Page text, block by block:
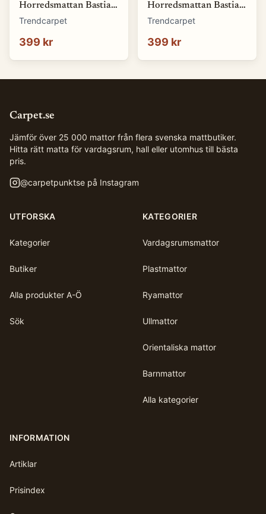
Horredsmattan Bastian
(blå) (Storlek: 70 x 50
Trendcarpet
399 kr
Horredsmattan Bastian
(brun) (Storlek: 70 x 50
Trendcarpet
399 kr
Carpet.se
Jämför över 25 000 mattor från flera svenska mattbutiker.
Hitta rätt matta för vardagsrum, hall eller utomhus till bästa
pris.
@carpetpunktse på Instagram
UTFORSKA
Kategorier
Butiker
Alla produkter A-Ö
Sök
KATEGORIER
Vardagsrumsmattor
Plastmattor
Ryamattor
Ullmattor
Orientaliska mattor
Barnmattor
Alla kategorier
INFORMATION
Artiklar
Prisindex